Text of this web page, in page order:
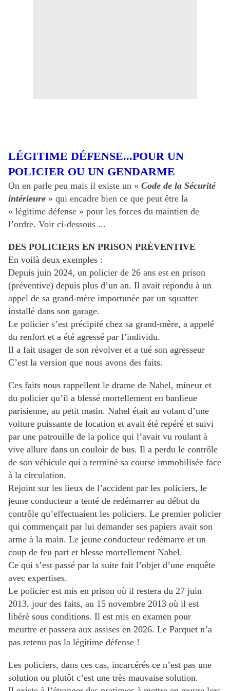
LÉGITIME DÉFENSE...POUR UN
POLICIER OU UN GENDARME
On en parle peu mais il existe un « Code de la Sécurité
intérieure » qui encadre bien ce que peut être la
« légitime défense » pour les forces du maintien de
l’ordre. Voir ci-dessous ...
DES POLICIERS EN PRISON PRÉVENTIVE
En voilà deux exemples :
Depuis juin 2024, un policier de 26 ans est en prison
(préventive) depuis plus d’un an. Il avait répondu à un
appel de sa grand-mère importunée par un squatter
installé dans son garage.
Le policier s’est précipité chez sa grand-mère, a appelé
du renfort et a été agressé par l’individu.
Il a fait usager de son révolver et a tué son agresseur
C’est la version que nous avons des faits.
Ces faits nous rappellent le drame de Nahel, mineur et
du policier qu’il a blessé mortellement en banlieue
parisienne, au petit matin. Nahel était au volant d’une
voiture puissante de location et avait été repéré et suivi
par une patrouille de la police qui l’avait vu roulant à
vive allure dans un couloir de bus. Il a perdu le contrôle
de son véhicule qui a terminé sa course immobilisée face
à la circulation.
Rejoint sur les lieux de l’accident par les policiers, le
jeune conducteur a tenté de redémarrer au début du
contrôle qu’effectuaient les policiers. Le premier policier
qui commençait par lui demander ses papiers avait son
arme à la main. Le jeune conducteur redémarre et un
coup de feu part et blesse mortellement Nahel.
Ce qui s’est passé par la suite fait l’objet d’une enquête
avec expertises.
Le policier est mis en prison où il restera du 27 juin
2013, jour des faits, au 15 novembre 2013 où il est
libéré sous conditions. Il est mis en examen pour
meurtre et passera aux assises en 2026. Le Parquet n’a
pas retenu pas la légitime défense !
Les policiers, dans ces cas, incarcérés ce n’est pas une
solution ou plutôt c’est une très mauvaise solution.